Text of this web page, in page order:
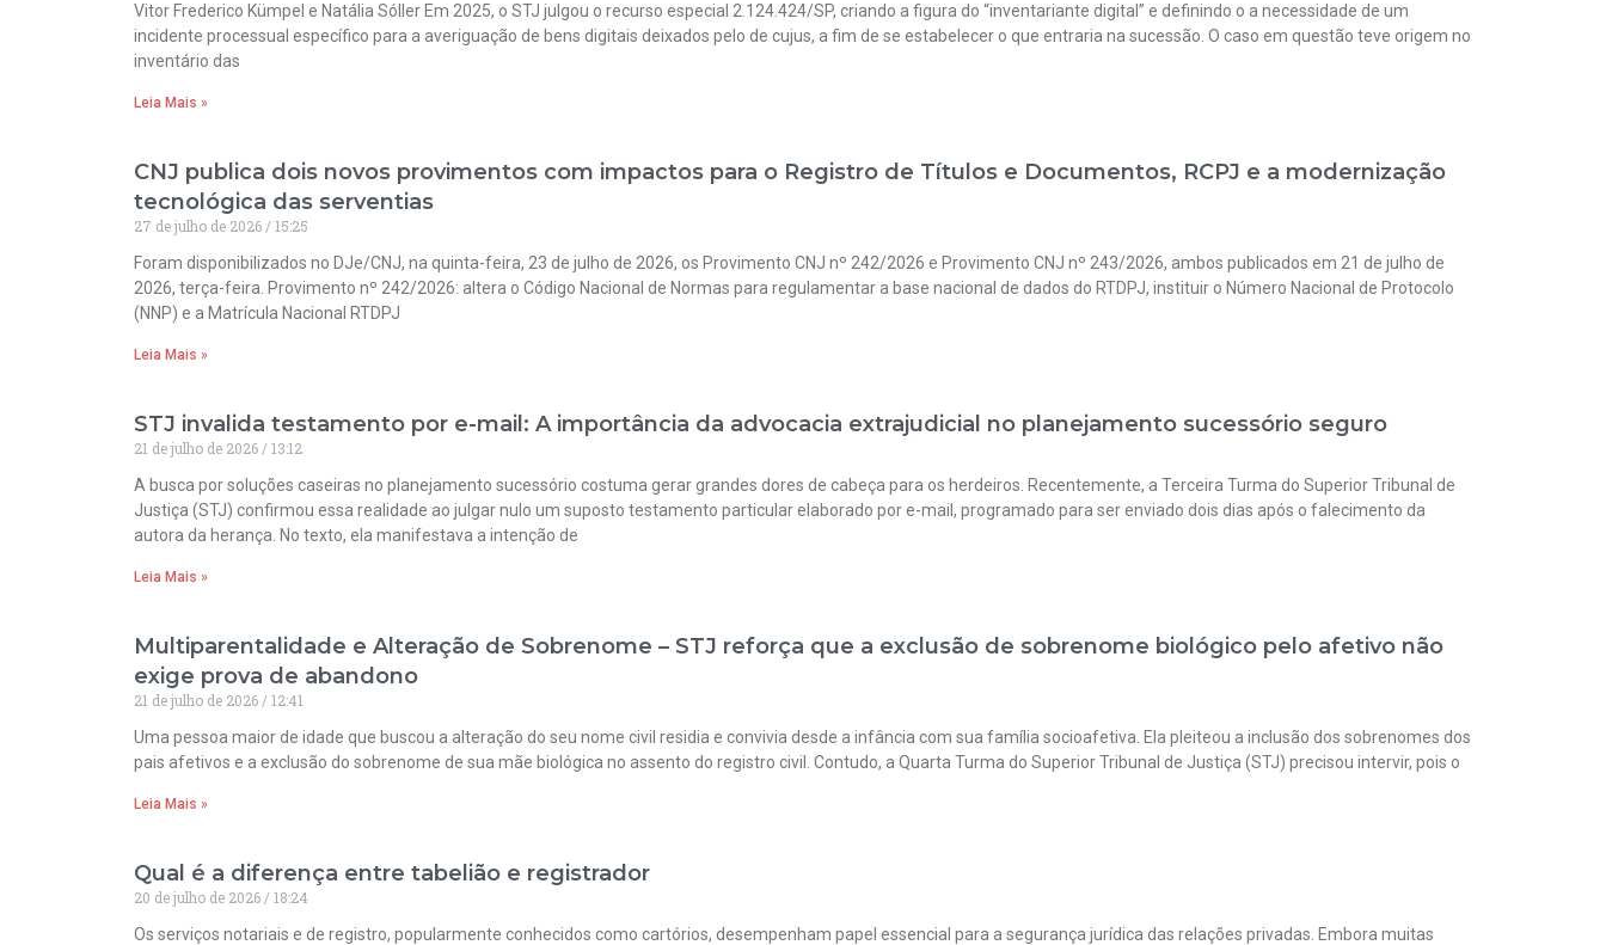
Vitor Frederico Kümpel e Natália Sóller Em 2025, o STJ julgou o recurso especial 2.124.424/SP, criando a figura do “inventariante digital” e definindo o a necessidade de um
incidente processual específico para a averiguação de bens digitais deixados pelo de cujus, a fim de se estabelecer o que entraria na sucessão. O caso em questão teve origem no
inventário das
Leia Mais »
CNJ publica dois novos provimentos com impactos para o Registro de Títulos e Documentos, RCPJ e a modernização
tecnológica das serventias
27 de julho de 2026
15:25
Foram disponibilizados no DJe/CNJ, na quinta-feira, 23 de julho de 2026, os Provimento CNJ nº 242/2026 e Provimento CNJ nº 243/2026, ambos publicados em 21 de julho de
2026, terça-feira. Provimento nº 242/2026: altera o Código Nacional de Normas para regulamentar a base nacional de dados do RTDPJ, instituir o Número Nacional de Protocolo
(NNP) e a Matrícula Nacional RTDPJ
Leia Mais »
STJ invalida testamento por e-mail: A importância da advocacia extrajudicial no planejamento sucessório seguro
21 de julho de 2026
13:12
A busca por soluções caseiras no planejamento sucessório costuma gerar grandes dores de cabeça para os herdeiros. Recentemente, a Terceira Turma do Superior Tribunal de
Justiça (STJ) confirmou essa realidade ao julgar nulo um suposto testamento particular elaborado por e-mail, programado para ser enviado dois dias após o falecimento da
autora da herança. No texto, ela manifestava a intenção de
Leia Mais »
Multiparentalidade e Alteração de Sobrenome – STJ reforça que a exclusão de sobrenome biológico pelo afetivo não
exige prova de abandono
21 de julho de 2026
12:41
Uma pessoa maior de idade que buscou a alteração do seu nome civil residia e convivia desde a infância com sua família socioafetiva. Ela pleiteou a inclusão dos sobrenomes dos
pais afetivos e a exclusão do sobrenome de sua mãe biológica no assento do registro civil. Contudo, a Quarta Turma do Superior Tribunal de Justiça (STJ) precisou intervir, pois o
Leia Mais »
Qual é a diferença entre tabelião e registrador
20 de julho de 2026
18:24
Os serviços notariais e de registro, popularmente conhecidos como cartórios, desempenham papel essencial para a segurança jurídica das relações privadas. Embora muitas